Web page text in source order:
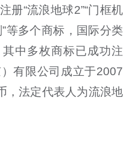
册“流浪地球2”“门框机
”等多个商标，国际分类
中多枚商标已成功注
有限公司成立于2007
，法定代表人为流浪地